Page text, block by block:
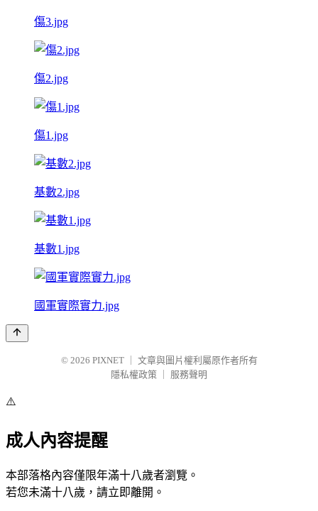
傷3.jpg
傷2.jpg
傷1.jpg
基數2.jpg
基數1.jpg
國軍實際實力.jpg
© 2026 PIXNET
文章與圖片權利屬原作者所有
隱私權政策
服務聲明
⚠️
成人內容提醒
本部落格內容僅限年滿十八歲者瀏覽。
若您未滿十八歲，請立即離開。